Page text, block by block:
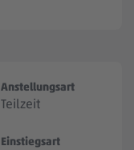
Anstellungsart
Teilzeit
Einstiegsart